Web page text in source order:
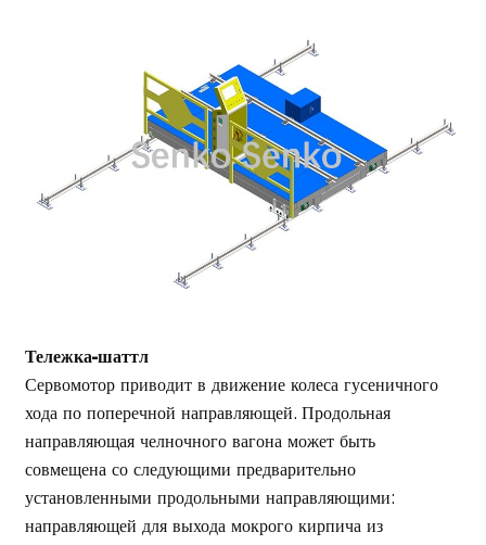
Тележка-шаттл
Сервомотор приводит в движение колеса гусеничного
хода по поперечной направляющей. Продольная
направляющая челночного вагона может быть
совмещена со следующими предварительно
установленными продольными направляющими:
направляющей для выхода мокрого кирпича из